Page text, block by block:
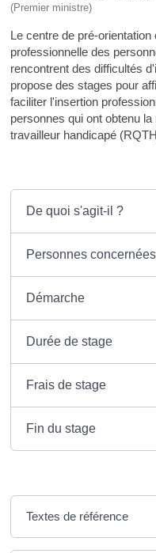
(Premier ministre)
Le centre de pré-
professionnelle des
rencontrent des difficultés
propose des stages pour
faciliter l'insertion
personnes qui ont obtenu
travailleur handicapé
De quoi s'agit-il ?
Personnes concernées
Démarche
Durée de stage
Frais de stage
Fin du stage
Textes de référence